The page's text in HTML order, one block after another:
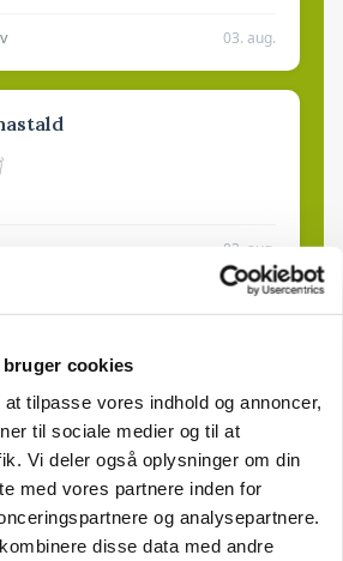
bruger cookies
tilpasse vores indhold og annoncer,
til sociale medier og til at
Vi deler også oplysninger om din
med vores partnere inden for
og analysepartnere.
disse data med andre
03. aug.
03. aug.